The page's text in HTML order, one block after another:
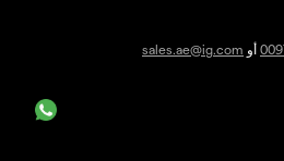
أو sales.ae@ig.com